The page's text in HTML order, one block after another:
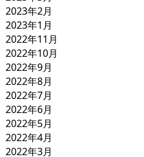
2023年2月
2023年1月
2022年11月
2022年10月
2022年9月
2022年8月
2022年7月
2022年6月
2022年5月
2022年4月
2022年3月